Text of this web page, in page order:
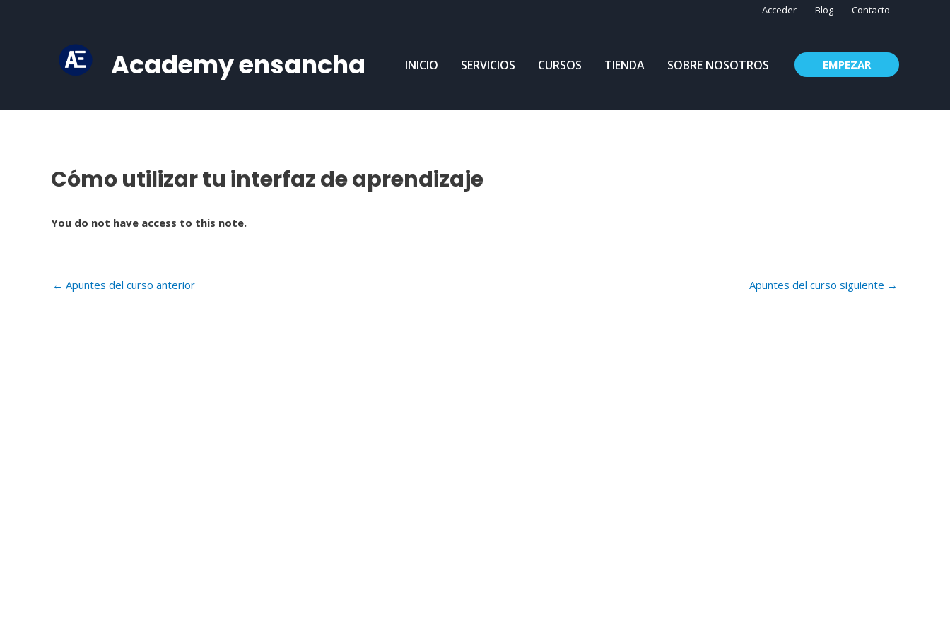
Acceder Blog Contacto
Academy ensancha INICIO SERVICIOS CURSOS TIENDA SOBRE NOSOTROS EMPEZAR
Cómo utilizar tu interfaz de aprendizaje
You do not have access to this note.
Navegación
← Apuntes del curso anterior Apuntes del curso siguiente →